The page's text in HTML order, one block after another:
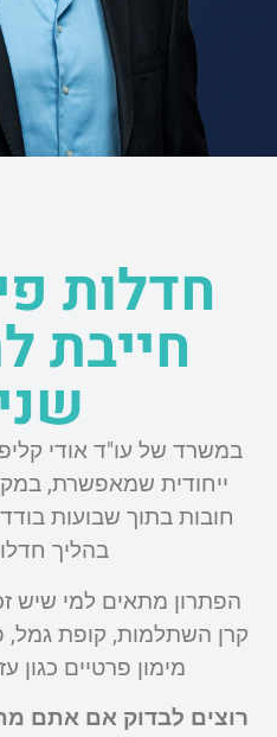
חדלות
חייבת
במשרד של עו"ד אודי
ייחודית שמאפשרת,
חובות בתוך שבועות
בהליך
הפתרון מתאים למי שיש
קרן השתלמות, קופת גמל,
מימון פרטיים
רוצים לבדוק אם אתם